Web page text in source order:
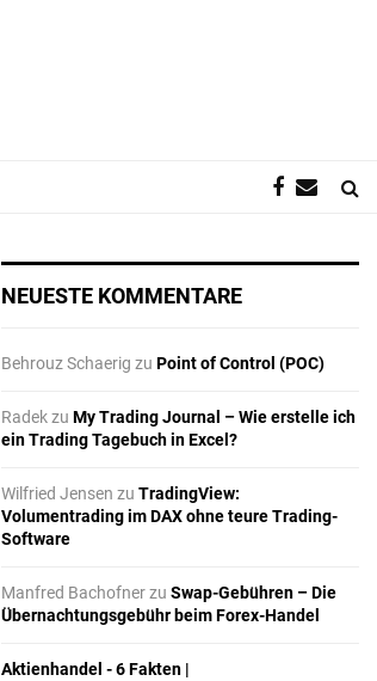
NEUESTE KOMMENTARE
Behrouz Schaerig zu Point of Control (POC)
Radekzu My Trading Journal – Wie erstelle ich
ein Trading Tagebuch in Excel?
Wilfried Jensen zu TradingView:
Volumentrading im DAX ohne teure Trading-
Software
Manfred Bachofnerzu Swap-Gebühren – Die
Übernachtungsgebühr beim Forex-Handel
Aktienhandel - 6 Fakten |